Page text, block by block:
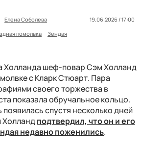
Елена Соболева
19.06.2026 / 17:00
помолвка Зендая
Холланда шеф-повар Сэм Холланд
с Кларк Стюарт. Пара
своего торжества в
показала обручальное кольцо.
спустя несколько дней
Холландподтвердил, что он и его
недавно поженились.